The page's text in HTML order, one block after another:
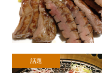
話題